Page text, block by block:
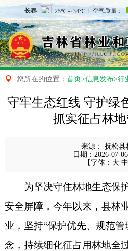
 您所在的位置： 首页>信息发布>行
守牢生态红线 守护绿
抓实征占林
来源：
抚松县
日期： 2026-07-
【字体： 大 中
为坚决守住林地生态保
安全屏障，今年以来，县林
业，坚持“保护优先、规范
念，持续细化征占用林地全